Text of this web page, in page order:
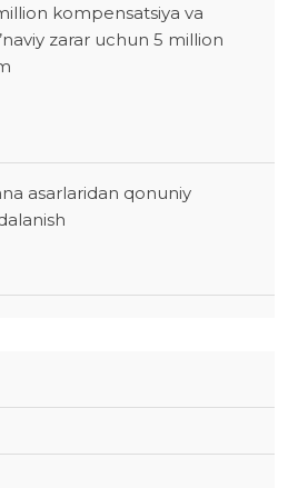
kompensatsiya va
zarar uchun 5 million
asarlaridan qonuniy